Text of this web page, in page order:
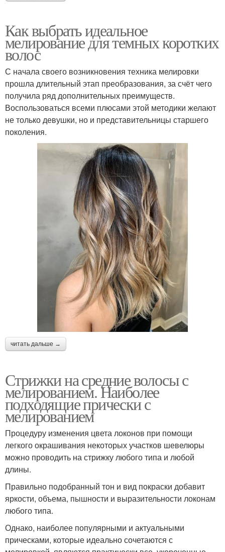
Как выбрать идеальное
мелирование для темных коротких
волос
С начала своего возникновения техника мелировки
прошла длительный этап преобразования, за счёт чего
получила ряд дополнительных преимуществ.
Воспользоваться всеми плюсами этой методики желают
не только девушки, но и представительницы старшего
поколения.
читать дальше →
Стрижки на средние волосы с
мелированием. Наиболее
подходящие прически с
мелированием
Процедуру изменения цвета локонов при помощи
легкого окрашивания некоторых участков шевелюры
можно проводить на стрижку любого типа и любой
длины.
Правильно подобранный тон и вид покраски добавит
яркости, объема, пышности и выразительности локонам
любого типа.
Однако, наиболее популярными и актуальными
прическами, которые идеально сочетаются с